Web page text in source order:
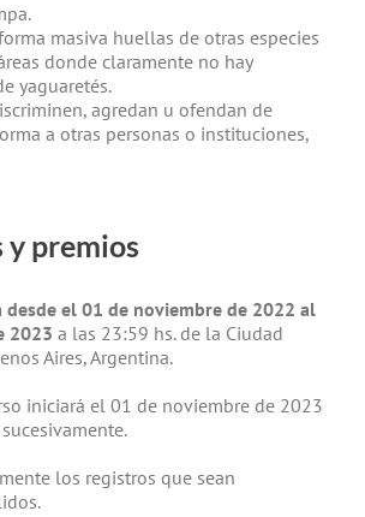
masiva huellas de otras especies
donde claramente no hay
yaguaretés.
agredan u ofendan de
a otras personas o instituciones,
y premios
desde el 01 de noviembre de 2022 al
2023 a las 23:59 hs. de la Ciudad
Aires, Argentina.
iniciará el 01 de noviembre de 2023
los registros que sean